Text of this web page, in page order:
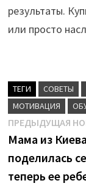
результаты.
или просто
ТЕГИ CОВЕТЫ
МОТИВАЦИЯ
по
записям
ПРЕДЫДУЩАЯ
Мама из Киева
поделилась
теперь ее